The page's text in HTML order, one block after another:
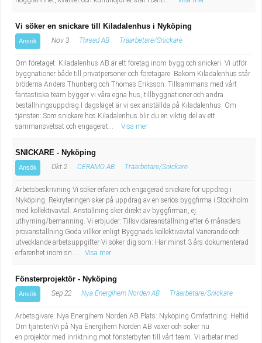
Vi söker en snickare till Kiladalenhus i Nyköping
Ansök Nov 3 Thread AB Träarbetare/Snickare
Om företaget: Kiladalenhus AB är ett företag inom bygg och snickeri. Vi utför
byggnationer både till privatpersoner och företagare. Bakom Kiladalenhus står
bröderna Anders Thunberg och Thomas Eriksson. Tillsammans med vårt
fantastiska team bygger vi våra egna hus, tillbyggnationer och andra
beställningsuppdrag.I dagsläget är vi sex anställda på Kiladalenhus. Om
tjänsten: Som snickare hos Kiladalenhus blir du en viktig del av ett
sammansvetsat och engagerat...
Visa mer
SNICKARE - Nyköping
Ansök Okt 2 CERAMO AB Träarbetare/Snickare
Arbetsbeskrivning Vi söker erfaren och engagerad snickare för uppdrag i
Nyköping. Rekryteringen sker på uppdrag av en seriös byggfirma i Stockholm
med kollektivavtal. Anställning sker direkt av byggfirman, ej
uthyrning/bemanning. Vi erbjuder: Tillsvidareanställning efter 6 månaders
provanställning Goda villkor enligt Byggnads kollektivavtal Varierande och
utvecklande arbetsuppgifter Vi söker dig som: Har minst 3 års dokumenterad
erfarenhet inom sn...
Visa mer
Fönsterprojektör - Nyköping
Ansök Sep 22 Nya Energihem Norden AB Träarbetare/Snickare
Arbetsgivare: Nya Energihem Norden AB Plats: Nyköping Omfattning: Heltid
Om tjänstenVi på Nya Energihem Norden AB växer och söker nu
en projektör med inriktning mot fönsterbyten till vårt team. Vi arbetar med